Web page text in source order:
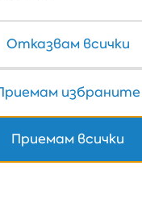
COWORKING
700 12 110
Отказвам всички
избраните
Приемам всички